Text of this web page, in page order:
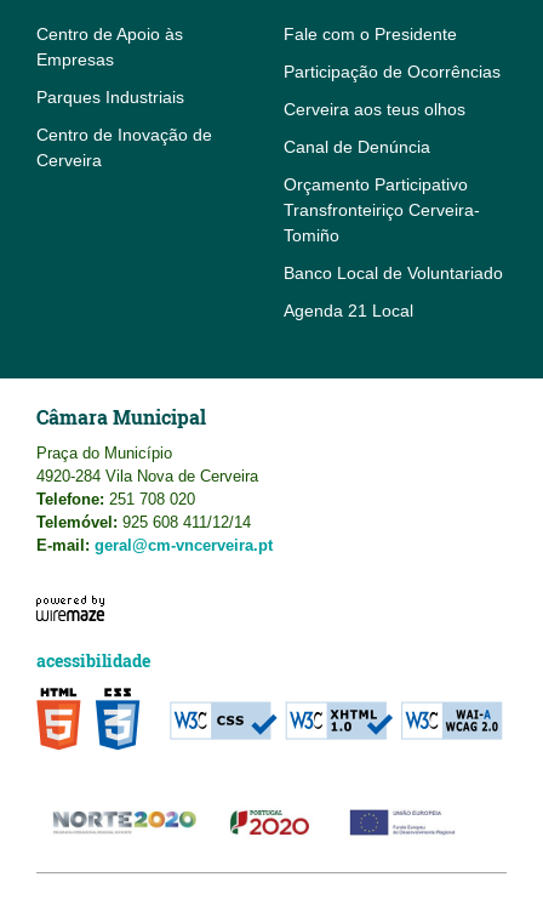
Centro de Apoio às
Empresas
Parques Industriais
Centro de Inovação de
Cerveira
Fale com o Presidente
Participação de Ocorrências
Cerveira aos teus olhos
Canal de Denúncia
Orçamento Participativo
Transfronteiriço Cerveira-
Tomiño
Banco Local de Voluntariado
Agenda 21 Local
Câmara Municipal
Praça do Município
4920-284 Vila Nova de Cerveira
Telefone: 251 708 020
Telemóvel: 925 608 411/12/14
E-mail: geral@cm-vncerveira.pt
acessibilidade